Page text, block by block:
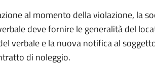
al momento della violazione, la
deve fornire le generalità del
verbale e la nuova notifica al
di noleggio.